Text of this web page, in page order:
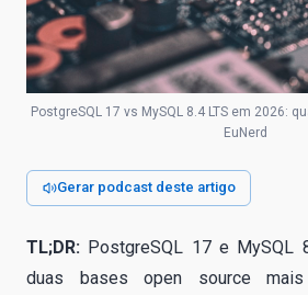
PostgreSQL 17 vs MySQL 8.4 LTS em 2026:
EuNerd
Gerar podcast deste artigo
TL;DR: PostgreSQL 17 e MySQL
duas bases open source mais